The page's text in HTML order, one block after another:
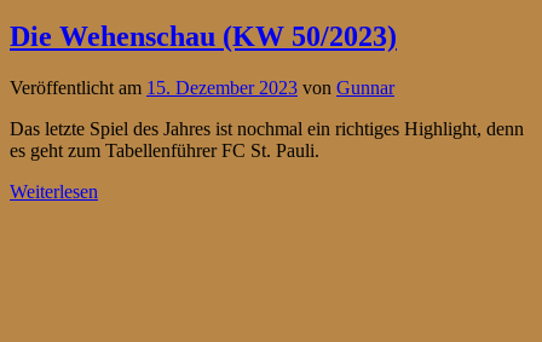
Die Wehenschau (KW 50/2023)
Veröffentlicht am 15. Dezember 2023 von Gunnar
Das letzte Spiel des Jahres ist nochmal ein richtiges Highlight, denn
es geht zum Tabellenführer FC St. Pauli.
Weiterlesen